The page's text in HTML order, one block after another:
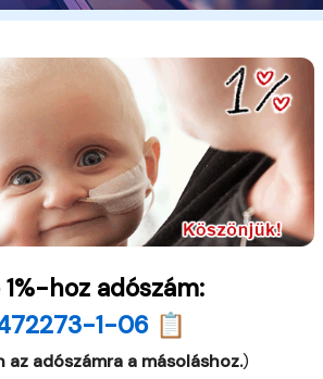
hoz adószám:
1-06 📋
adószámra a másoláshoz.)